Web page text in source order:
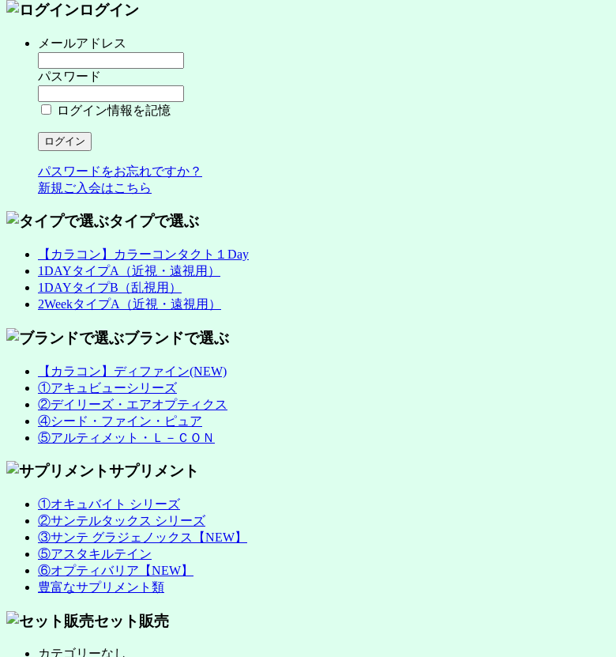
ログイン
メールアドレス
パスワード
ログイン情報を記憶
パスワードをお忘れですか？
新規ご入会はこちら
タイプで選ぶ
【カラコン】カラーコンタクト１Day
1DAYタイプA（近視・遠視用）
1DAYタイプB（乱視用）
2WeekタイプA（近視・遠視用）
ブランドで選ぶ
【カラコン】ディファイン(NEW)
①アキュビューシリーズ
②デイリーズ・エアオプティクス
④シード・ファイン・ピュア
⑤アルティメット・Ｌ－ＣＯＮ
サプリメント
①オキュバイト シリーズ
②サンテルタックス シリーズ
③サンテ グラジェノックス【NEW】
⑤アスタキルテイン
⑥オプティバリア【NEW】
豊富なサプリメント類
セット販売
カテゴリーなし